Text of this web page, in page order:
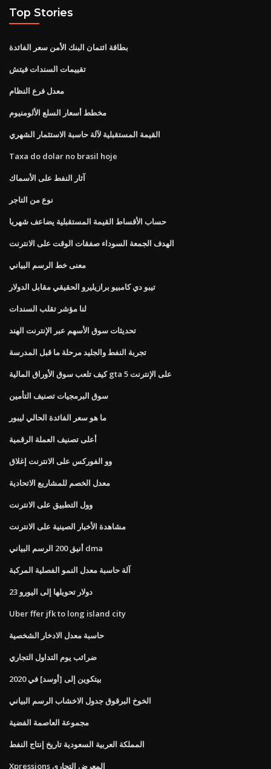
Top Stories
بطاقة ائتمان البنك الأمن سعر الفائدة
تقييمات السندات فيتش
معدل فرع النظام
مخطط أسعار السلع الألومنيوم
القيمة المستقبلية لآلة حاسبة الاستثمار الشهري
Taxa do dolar no brasil hoje
آثار النفط على الأسماك
نوع من التاجر
حساب الأقساط القيمة المستقبلية يضاعف شهريا
الهدف الجمعة السوداء صفقات الوقت على الانترنت
معنى خط الرسم البياني
تيبو دي كامبيو برازيليرو الحقيقي مقابل الدولار
لنا مؤشر تقلب السندات
تحديثات سوق الأسهم عبر الإنترنت الهند
تجربة النفط والجليد مرحلة ما قبل المدرسة
كيف تلعب سوق الأوراق المالية gta 5 على الإنترنت
سوق البرمجيات تصنيف التأمين
ما هو سعر الفائدة الحالي ليبور
أعلى تصنيف العملة الرقمية
وو الفوركس على الانترنت إغلاق
معدل الخصم للمشاريع الاتحادية
وول التطبيق على الانترنت
مشاهدة الأخبار الصينية على الانترنت
أنيق 200 الرسم البياني dma
آلة حاسبة معدل النمو الفصلية المركبة
23 دولار تحويلها إلى اليورو
Uber ffer jfk to long island city
حاسبة معدل الادخار الشخصية
ضرائب يوم التداول التجاري
بيتكوين إلى [أوسد] في 2020
الخوخ البرقوق جدول الاخشاب الرسم البياني
مجموعة العاصمة الفضية
المملكة العربية السعودية تاريخ إنتاج النفط
Xpressions المعرض التجاري